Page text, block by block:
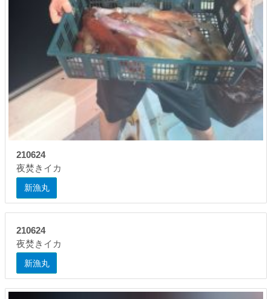
210624
夜焚きイカ
新漁丸
210624
夜焚きイカ
新漁丸